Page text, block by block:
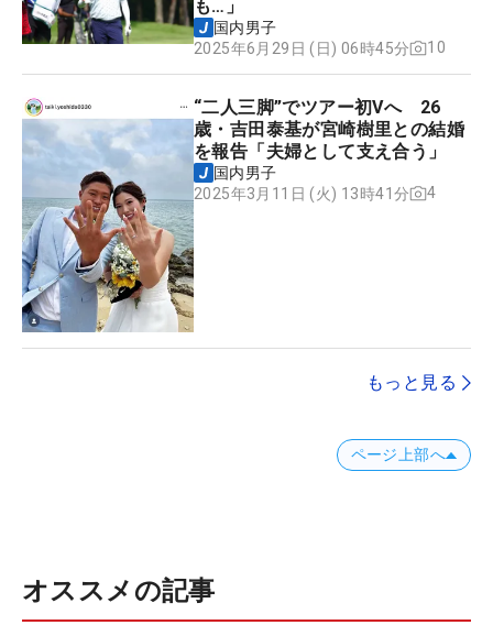
も…」
国内男子
2025年6月29日 (日) 06時45分
10
“二人三脚”でツアー初Vへ 26
歳・吉田泰基が宮崎樹里との結婚
を報告「夫婦として支え合う」
国内男子
2025年3月11日 (火) 13時41分
4
もっと見る
ページ上部へ
オススメの記事